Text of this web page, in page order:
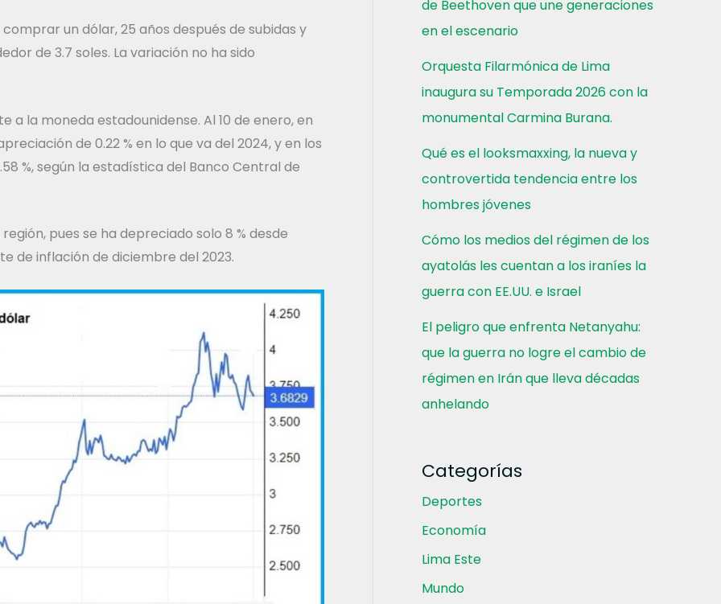
un dólar, 25 años después de subidas y
de 3.7 soles. La variación no ha sido
la moneda estadounidense. Al 10 de enero, en
de 0.22 % en lo que va del 2024, y en los
%, según la estadística del Banco Central de
pues se ha depreciado solo 8 % desde
de inflación de diciembre del 2023.
de Beethoven que une generaciones
en el escenario
Orquesta Filarmónica de Lima
inaugura su Temporada 2026 con la
monumental Carmina Burana.
Qué es el looksmaxxing, la nueva y
controvertida tendencia entre los
hombres jóvenes
Cómo los medios del régimen de los
ayatolás les cuentan a los iraníes la
guerra con EE.UU. e Israel
El peligro que enfrenta Netanyahu:
que la guerra no logre el cambio de
régimen en Irán que lleva décadas
anhelando
Categorías
Deportes
Economía
Lima Este
Mundo